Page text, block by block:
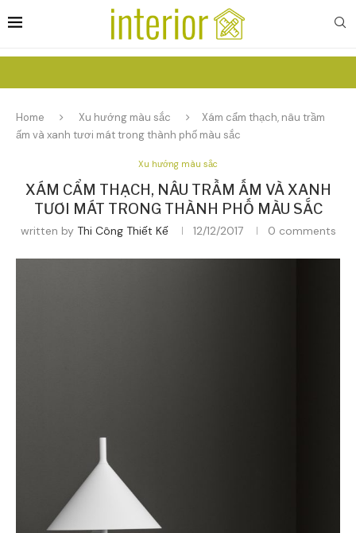
Home Xu hướng màu sắc
Xám cẩm thạch, nâu trầm
ấm và xanh tươi mát trong thành phố màu sắc
Xu hướng màu sắc
XÁM CẨM THẠCH, NÂU TRẦM ẤM VÀ XANH
TƯƠI MÁT TRONG THÀNH PHỐ MÀU SẮC
written by Thi Công Thiết Kế 12/12/2017 0 comments